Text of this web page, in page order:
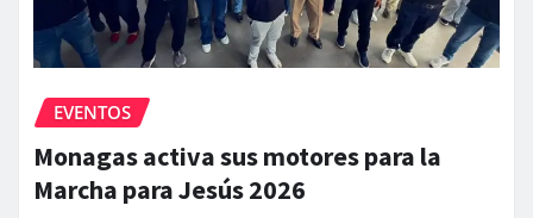
EVENTOS
Monagas activa sus motores para la
Marcha para Jesús 2026